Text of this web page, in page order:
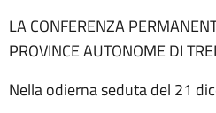
LA CONFERENZA
PROVINCE AUTONOME DI
Nella odierna seduta del 21